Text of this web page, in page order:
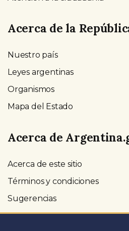
Acerca de la
Nuestro país
Leyes argentinas
Organismos
Mapa del Estado
Acerca de
Acerca de este sitio
Términos y condiciones
Sugerencias